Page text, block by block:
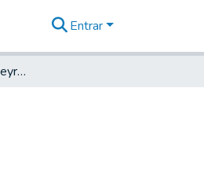
Entrar
Para Ignacio Caetano Vieyra de Carvalho da mesma vila